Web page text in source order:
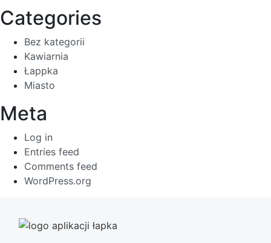
Categories
Bez kategorii
Kawiarnia
Łappka
Miasto
Meta
Log in
Entries feed
Comments feed
WordPress.org